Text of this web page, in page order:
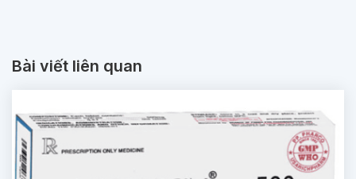
Bài viết liên quan